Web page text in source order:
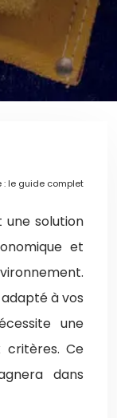
le guide complet
une solution
et
à vos
une
critères. Ce
dans